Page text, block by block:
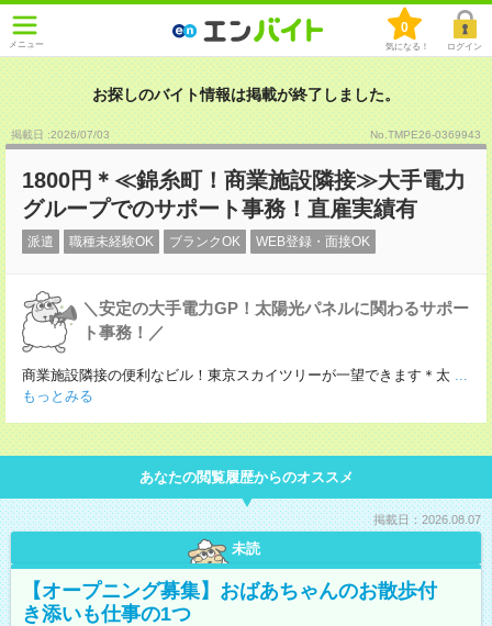
メニュー
0
気になる！ ログイン
お探しのバイト情報は掲載が終了しました。
掲載日 :2026/07/03 No.TMPE26-0369943
1800円＊≪錦糸町！商業施設隣接≫大手電力
グループでのサポート事務！直雇実績有
派遣 職種未経験OK ブランクOK WEB登録・面接OK
＼安定の大手電力GP！太陽光パネルに関わるサポー
ト事務！／
商業施設隣接の便利なビル！東京スカイツリーが一望できます＊太 ...
もっとみる
あなたの閲覧履歴からのオススメ
掲載日：2026.08.07
未読
【オープニング募集】おばあちゃんのお散歩付
き添いも仕事の1つ